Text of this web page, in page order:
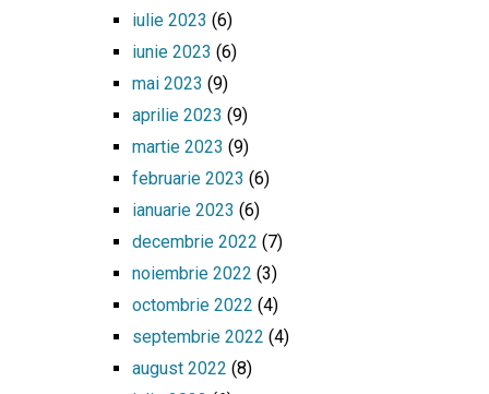
iulie 2023 (6)
iunie 2023 (6)
mai 2023 (9)
aprilie 2023 (9)
martie 2023 (9)
februarie 2023 (6)
ianuarie 2023 (6)
decembrie 2022 (7)
noiembrie 2022 (3)
octombrie 2022 (4)
septembrie 2022 (4)
august 2022 (8)